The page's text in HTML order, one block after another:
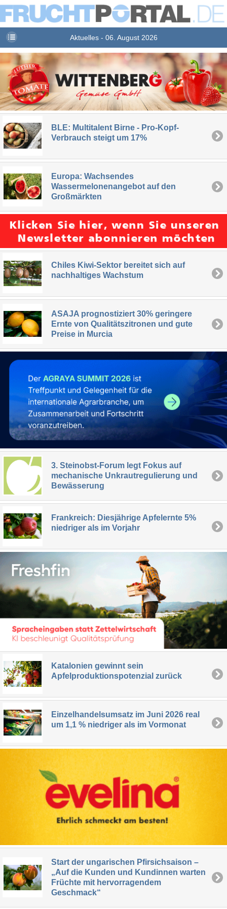
Aktuelles - 06. August 2026
BLE: Multitalent Birne - Pro-Kopf-
Verbrauch steigt um 17%
Europa: Wachsendes
Wassermelonenangebot auf den
Großmärkten
Chiles Kiwi-Sektor bereitet sich auf
nachhaltiges Wachstum
ASAJA prognostiziert 30% geringere
Ernte von Qualitätszitronen und gute
Preise in Murcia
3. Steinobst-Forum legt Fokus auf
mechanische Unkrautregulierung und
Bewässerung
Frankreich: Diesjährige Apfelernte 5%
niedriger als im Vorjahr
Katalonien gewinnt sein
Apfelproduktionspotenzial zurück
Einzelhandelsumsatz im Juni 2026 real
um 1,1 % niedriger als im Vormonat
Start der ungarischen Pfirsichsaison –
„Auf die Kunden und Kundinnen warten
Früchte mit hervorragendem
Geschmack“